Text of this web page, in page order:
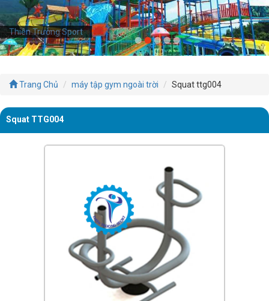
Thiên Trường Sport
Trang Chủ máy tập gym ngoài trời Squat ttg004
Squat TTG004